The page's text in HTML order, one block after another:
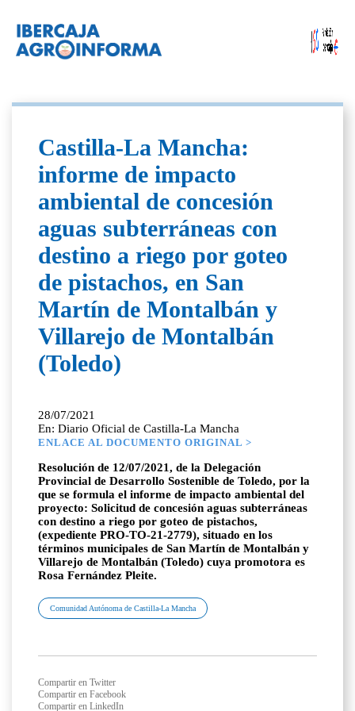
Castilla-La Mancha:
informe de impacto
ambiental de concesión
aguas subterráneas con
destino a riego por goteo
de pistachos, en San
Martín de Montalbán y
Villarejo de Montalbán
(Toledo)
28/07/2021
En: Diario Oficial de Castilla-La Mancha
ENLACE AL DOCUMENTO ORIGINAL >
Resolución de 12/07/2021, de la Delegación
Provincial de Desarrollo Sostenible de Toledo, por la
que se formula el informe de impacto ambiental del
proyecto: Solicitud de concesión aguas subterráneas
con destino a riego por goteo de pistachos,
(expediente PRO-TO-21-2779), situado en los
términos municipales de San Martín de Montalbán y
Villarejo de Montalbán (Toledo) cuya promotora es
Rosa Fernández Pleite.
Comunidad Autónoma de Castilla-La Mancha
Compartir en Twitter
Compartir en Facebook
Compartir en LinkedIn